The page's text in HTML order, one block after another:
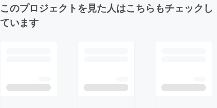
このプロジェクトを見た人はこちらもチェックし
ています